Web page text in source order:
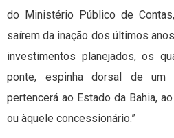
do Ministério Público de
saírem da inação dos últimos
investimentos planejados, os
ponte, espinha dorsal de um
pertencerá ao Estado da Bahia,
ou àquele concessionário.”